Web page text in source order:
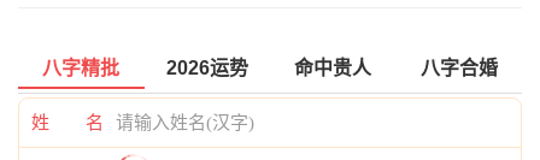
八字精批 2026运势 命中贵人 八字合婚
姓 名